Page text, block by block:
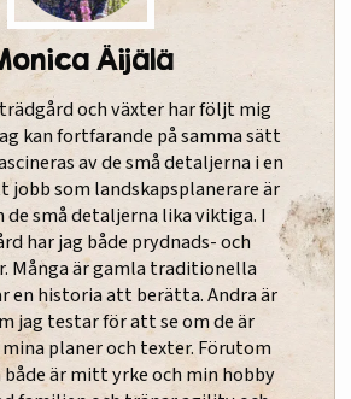
Äijälä
och växter har följt mig
kan fortfarande på samma sätt
av de små detaljerna i en
jobb som landskapsplanerare är
de små detaljerna lika viktiga. I
har jag både prydnads- och
Många är gamla traditionella
en historia att berätta. Andra är
jag testar för att se om de är
planer och texter. Förutom
är mitt yrke och min hobby